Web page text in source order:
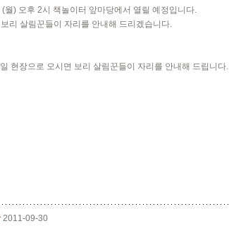
) 오후 2시 책놀이터 앞마당에서 열릴 예정입니다.
리 살림꾼들이 자리를 안내해 드리겠습니다.
현장으로 오시면 보리 살림꾼들이 자리를 안내해 드립니다.
2011-09-30